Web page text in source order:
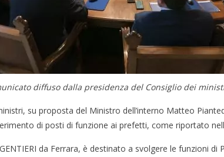
diffuso dalla presidenza del Consiglio dei
su proposta del Ministro dell’interno Matteo
di posti di funzione ai prefetti, come riportato
da Ferrara, è destinato a svolgere le funzioni di